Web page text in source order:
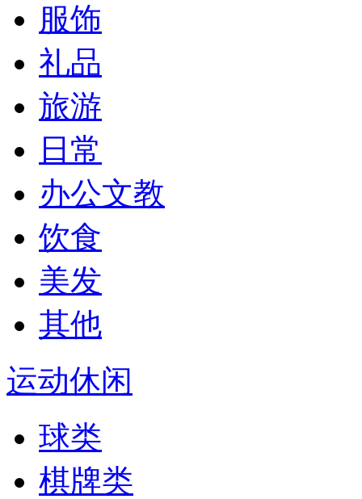
服饰
礼品
旅游
日常
办公文教
饮食
美发
其他
运动休闲
球类
棋牌类